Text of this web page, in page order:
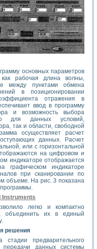
основных параметров
рабочая длина волны,
между пунктами обмена
в позиционировании
отражения в
ввод в программу
и возможность выбора
для данных условий,
так и области, свободной
осуществляет расчет
данных. Расчет
или с горизонтальной
на цифровом и
индикаторе отображается
графическом индикаторе
при сканировании по
объеме. На рис. 3 показана
Instruments
легко и компактно
объединить их в единый
решения
предварительного
передачи данных системы